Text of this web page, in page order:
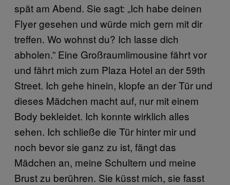
spät am Abend. Sie sagt: „Ich habe deinen
Flyer gesehen und würde mich gern mit dir
treffen. Wo wohnst du? Ich lasse dich
abholen.” Eine Großraumlimousine fährt vor
und fährt mich zum Plaza Hotel an der 59th
Street. Ich gehe hinein, klopfe an der Tür und
dieses Mädchen macht auf, nur mit einem
Body bekleidet. Ich konnte wirklich alles
sehen. Ich schließe die Tür hinter mir und
noch bevor sie ganz zu ist, fängt das
Mädchen an, meine Schultern und meine
Brust zu berühren. Sie küsst mich, sie fasst